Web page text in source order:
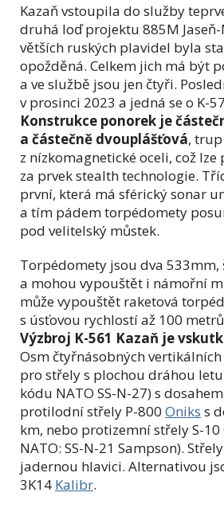
Kazaň vstoupila do služby
druhá loď projektu 885M Jaseň-
větších ruských plavidel byla
opožděná. Celkem jich má být
a ve službě jsou jen čtyři.
v prosinci 2023 a jedná se o K-
Konstrukce ponorek je
a částečně dvouplášťová,
z nízkomagnetické oceli, což lze
za prvek stealth technologie.
první, která má sférický sonar
a tím pádem torpédomety
pod velitelský můstek.
Torpédomety jsou dva 533mm,
a mohou vypouštět i námořní
může vypouštět raketová
s úsťovou rychlostí až 100
Výzbroj K-561 Kazaň je
Osm čtyřnásobných
pro střely s plochou dráhou
kódu NATO SS-N-27) s
protilodní střely P-800 Oniks s
km, nebo protizemní střely S-10
NATO: SS-N-21 Sampson).
jadernou hlavici. Alternativou
3K14 Kalibr.